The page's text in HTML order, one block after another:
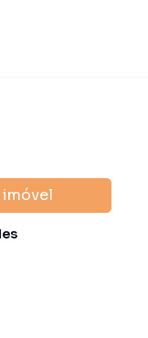
imóvel